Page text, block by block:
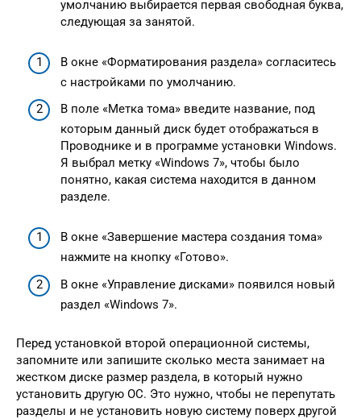
умолчанию выбирается первая свободная буква,
следующая за занятой.
В окне «Форматирования раздела» согласитесь
с настройками по умолчанию.
В поле «Метка тома» введите название, под
которым данный диск будет отображаться в
Проводнике и в программе установки Windows.
Я выбрал метку «Windows 7», чтобы было
понятно, какая система находится в данном
разделе.
В окне «Завершение мастера создания тома»
нажмите на кнопку «Готово».
В окне «Управление дисками» появился новый
раздел «Windows 7».
Перед установкой второй операционной системы,
запомните или запишите сколько места занимает на
жестком диске размер раздела, в который нужно
установить другую ОС. Это нужно, чтобы не перепутать
разделы и не установить новую систему поверх другой